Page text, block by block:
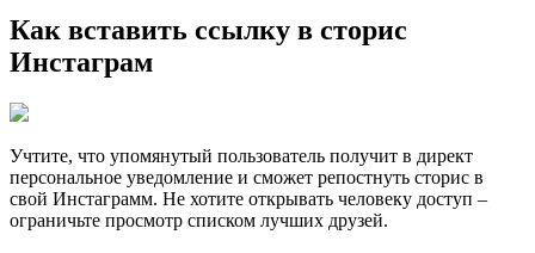
Как вставить ссылку в сторис
Инстаграм
Учтите, что упомянутый пользователь получит в директ
персональное уведомление и сможет репостнуть сторис в
свой Инстаграмм. Не хотите открывать человеку доступ –
ограничьте просмотр списком лучших друзей.